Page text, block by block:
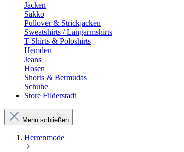
Jacken
Sakko
Pullover & Strickjacken
Sweatshirts / Langarmshirts
T-Shirts & Poloshirts
Hemden
Jeans
Hosen
Shorts & Bermudas
Schuhe
Store Filderstadt
Menü schließen
Herrenmode